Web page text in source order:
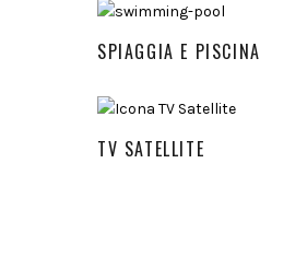
SPIAGGIA E PISCINA
TV SATELLITE